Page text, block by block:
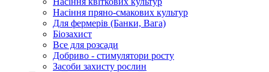
Насіння пряно-смакових культур
Для фермерів (Банки, Вага)
Біозахист
Все для розсади
Добриво - стимулятори росту
Засоби захисту рослин